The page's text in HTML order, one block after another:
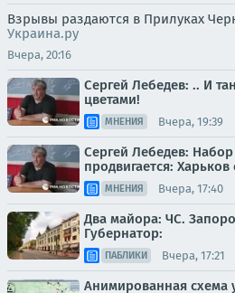
Взрывы раздаются в Прилуках
Украина.ру
Вчера, 20:16
Сергей Лебедев: .. И
цветами!
МНЕНИЯ Вчера, 19:39
Сергей Лебедев:
продвигается:
МНЕНИЯ Вчера, 17:40
Два майора: ЧС.
Губернатор:
ПАБЛИКИ Вчера, 17:21
Анимированная схема